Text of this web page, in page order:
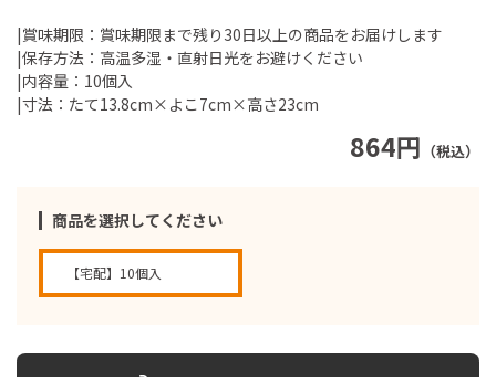
864円 （税込）
商品を選択してください
【宅配】10個入
|賞味期限：賞味期限まで残り30日以上の商品をお届けします
|保存方法：高温多湿・直射日光をお避けください
|内容量：10個入
|寸法：たて13.8cm×よこ7cm×高さ23cm